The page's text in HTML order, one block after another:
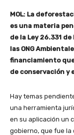
MOL: La
es una materia
de la Ley 26.331
las ONG
financiamiento
de conservación y
Hay temas
una herramienta
en su aplicación un
gobierno, que fue la